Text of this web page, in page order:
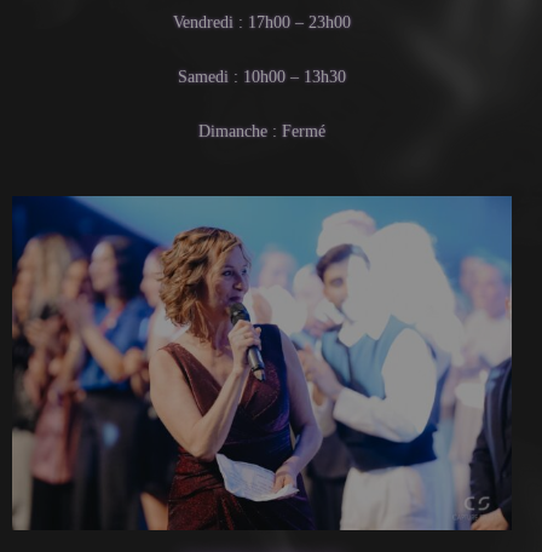
Vendredi : 17h00 – 23h00
Samedi : 10h00 – 13h30
Dimanche : Fermé